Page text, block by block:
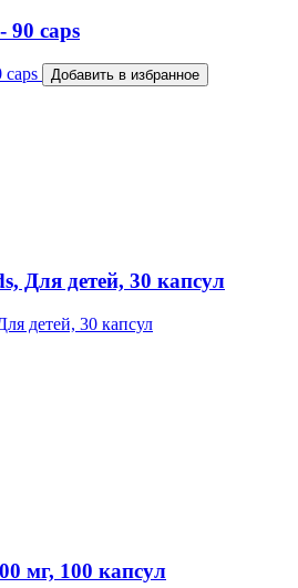
90 caps
Добавить в избранное
Для детей, 30 капсул
мг, 100 капсул